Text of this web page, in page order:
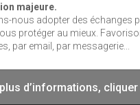
majeure.
nous adopter des échanges
protéger au mieux.
par email, par messagerie...
d’informations,